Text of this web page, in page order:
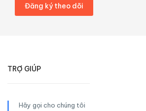
TRỢ GIÚP
Hãy gọi cho chúng tôi